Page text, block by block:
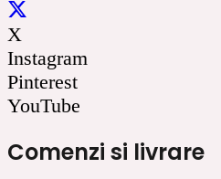
X
Instagram
Pinterest
YouTube
Comenzi si livrare